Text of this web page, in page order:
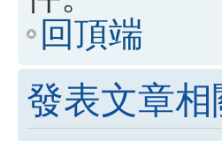
回頂端
發表文章相